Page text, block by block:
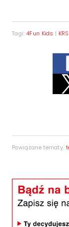
Tagi: 4Fun Kids | KRS
Powiązane tematy: